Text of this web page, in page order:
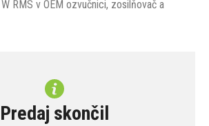
RMS v OEM ozvučnici, zosilňovač a
Predaj skončil